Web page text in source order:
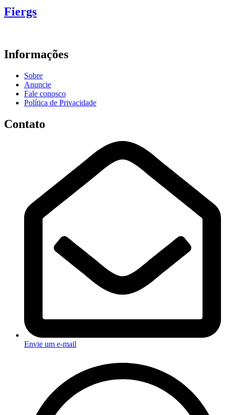
Fiergs
Informações
Sobre
Anuncie
Fale conosco
Política de Privacidade
Contato
Envie um e-mail